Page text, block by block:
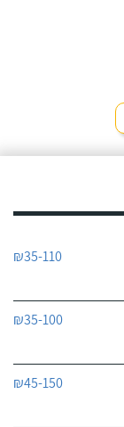
₪35-110
₪35-100
₪45-150